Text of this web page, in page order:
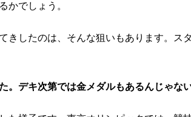
かでしょう。
きしたのは、そんな狙いもあります。ス
。デキ次第では金メダルもあるんじゃな